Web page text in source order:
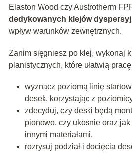
Elaston Wood czy Austrotherm
dedykowanych klejów
wpływ warunków zewnętrznych.
Zanim sięgniesz po klej, wykonaj
planistycznych, które ułatwią
wyznacz poziomą linię
desek, korzystając z
zdecyduj, czy deski będą
pionowo, czy ukośnie oraz jak
innymi materiałami,
rozrysuj podział i docięcia